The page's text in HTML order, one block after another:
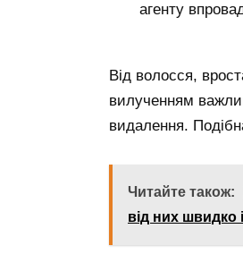
агенту
Від волосся,
вилученням
видалення.
Читайте також:
від них швидко